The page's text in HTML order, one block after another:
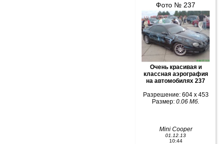
Фото № 237
Очень красивая и
классная аэрография
на автомобилях 237
Разрешение: 604 x 453
Размер: 0.06 Мб.
Mini Cooper
01.12.13
10:44